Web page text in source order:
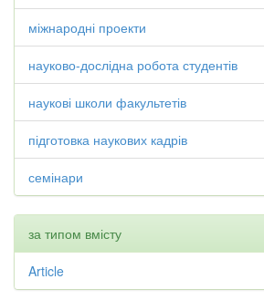
міжнародні проекти
науково-дослідна робота студентів
наукові школи факультетів
підготовка наукових кадрів
семінари
за типом вмісту
Article